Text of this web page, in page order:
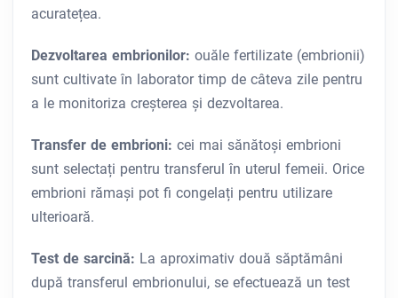
acuratețea.
Dezvoltarea embrionilor: ouăle fertilizate (embrionii)
sunt cultivate în laborator timp de câteva zile pentru
a le monitoriza creșterea și dezvoltarea.
Transfer de embrioni: cei mai sănătoși embrioni
sunt selectați pentru transferul în uterul femeii. Orice
embrioni rămași pot fi congelați pentru utilizare
ulterioară.
Test de sarcină: La aproximativ două săptămâni
după transferul embrionului, se efectuează un test